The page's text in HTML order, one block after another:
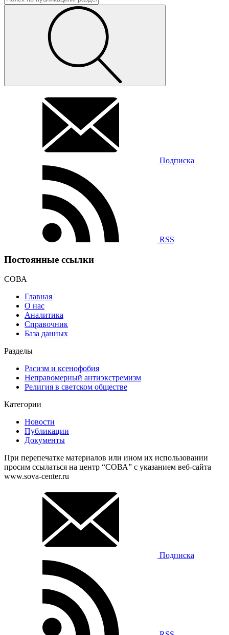
Подписка
RSS
Постоянные ссылки
СОВА
Главная
О нас
Аналитика
Справочник
База данных
Разделы
Расизм и ксенофобия
Неправомерный антиэкстремизм
Религия в светском обществе
Категории
Новости
Публикации
Документы
При перепечатке материалов или ином их использовании
просим ссылаться на центр “СОВА” с указанием веб-сайта
www.sova-center.ru
Подписка